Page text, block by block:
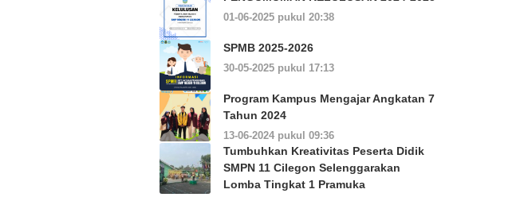
01-06-2025 pukul 20:38
SPMB 2025-2026
30-05-2025 pukul 17:13
Program Kampus Mengajar Angkatan 7
Tahun 2024
13-06-2024 pukul 09:36
Tumbuhkan Kreativitas Peserta Didik
SMPN 11 Cilegon Selenggarakan
Lomba Tingkat 1 Pramuka